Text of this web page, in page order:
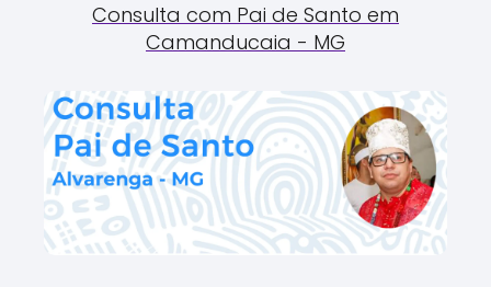
Consulta com Pai de Santo em
Camanducaia - MG